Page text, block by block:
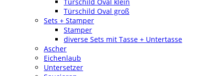
Türschild Oval groß
Sets + Stamper
Stamper
diverse Sets mit Tasse + Untertasse
Ascher
Eichenlaub
Untersetzer